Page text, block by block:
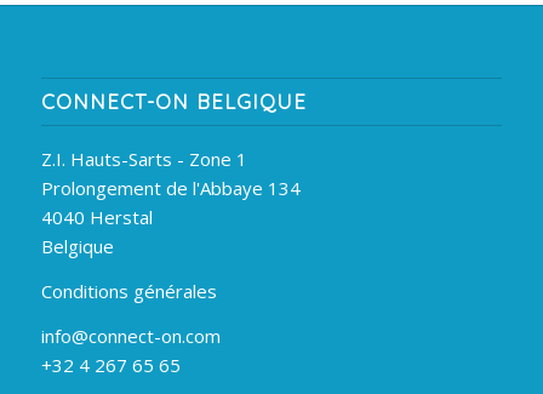
CONNECT-ON BELGIQUE
Z.I. Hauts-Sarts - Zone 1
Prolongement de l'Abbaye 134
4040 Herstal
Belgique
Conditions générales
info@connect-on.com
+32 4 267 65 65